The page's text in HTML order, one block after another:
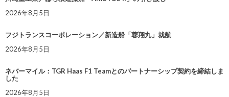
2026年8月5日
フジトランスコーポレーション／新造船「蓉翔丸」就航
2026年8月5日
ネバーマイル：TGR Haas F1 Teamとのパートナーシップ契約を締結しま
した
2026年8月5日